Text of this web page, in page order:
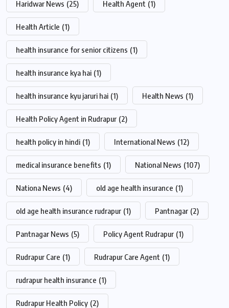
Haridwar News (25) Health Agent (1)
Health Article (1)
health insurance for senior citizens (1)
health insurance kya hai (1)
health insurance kyu jaruri hai (1) Health News (1)
Health Policy Agent in Rudrapur (2)
health policy in hindi (1) International News (12)
medical insurance benefits (1) National News (107)
Nationa News (4) old age health insurance (1)
old age health insurance rudrapur (1) Pantnagar (2)
Pantnagar News (5) Policy Agent Rudrapur (1)
Rudrapur Care (1) Rudrapur Care Agent (1)
rudrapur health insurance (1)
Rudrapur Health Policy (2)